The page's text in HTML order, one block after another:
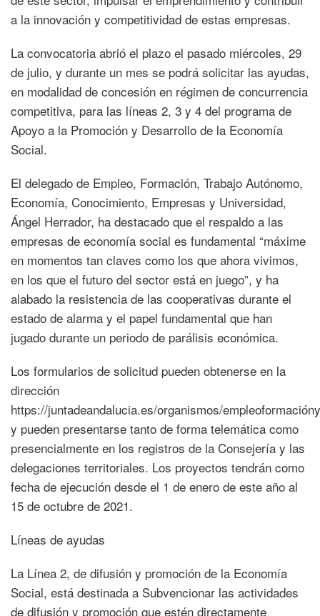
a la innovación y competitividad de estas empresas.
La convocatoria abrió el plazo el pasado miércoles, 29
de julio, y durante un mes se podrá solicitar las ayudas,
en modalidad de concesión en régimen de concurrencia
competitiva, para las líneas 2, 3 y 4 del programa de
Apoyo a la Promoción y Desarrollo de la Economía
Social.
El delegado de Empleo, Formación, Trabajo Autónomo,
Economía, Conocimiento, Empresas y Universidad,
Ángel Herrador, ha destacado que el respaldo a las
empresas de economía social es fundamental “máxime
en momentos tan claves como los que ahora vivimos,
en los que el futuro del sector está en juego”, y ha
alabado la resistencia de las cooperativas durante el
estado de alarma y el papel fundamental que han
jugado durante un periodo de parálisis económica.
Los formularios de solicitud pueden obtenerse en la
dirección
https://juntadeandalucia.es/organismos/
y pueden presentarse tanto de forma telemática como
presencialmente en los registros de la Consejería y las
delegaciones territoriales. Los proyectos tendrán como
fecha de ejecución desde el 1 de enero de este año al
15 de octubre de 2021.
Líneas de ayudas
La Línea 2, de difusión y promoción de la Economía
Social, está destinada a Subvencionar las actividades
de difusión y promoción que estén directamente